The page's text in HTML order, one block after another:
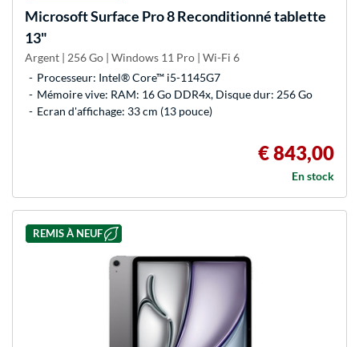
MicrosoftSurface Pro 8 Reconditionné tablette
13"
Argent | 256 Go | Windows 11 Pro | Wi-Fi 6
Processeur: Intel® Core™ i5-1145G7
Mémoire vive: RAM: 16 Go DDR4x, Disque dur: 256 Go
Ecran d'affichage: 33 cm (13 pouce)
€ 843,00
En stock
REMIS À NEUF